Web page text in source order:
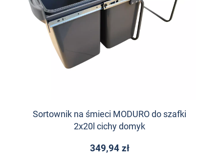
Sortownik na śmieci MODURO do szafki
2x20l cichy domyk
349,94 zł